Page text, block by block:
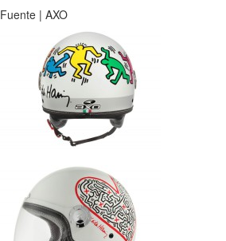
Fuente | AXO